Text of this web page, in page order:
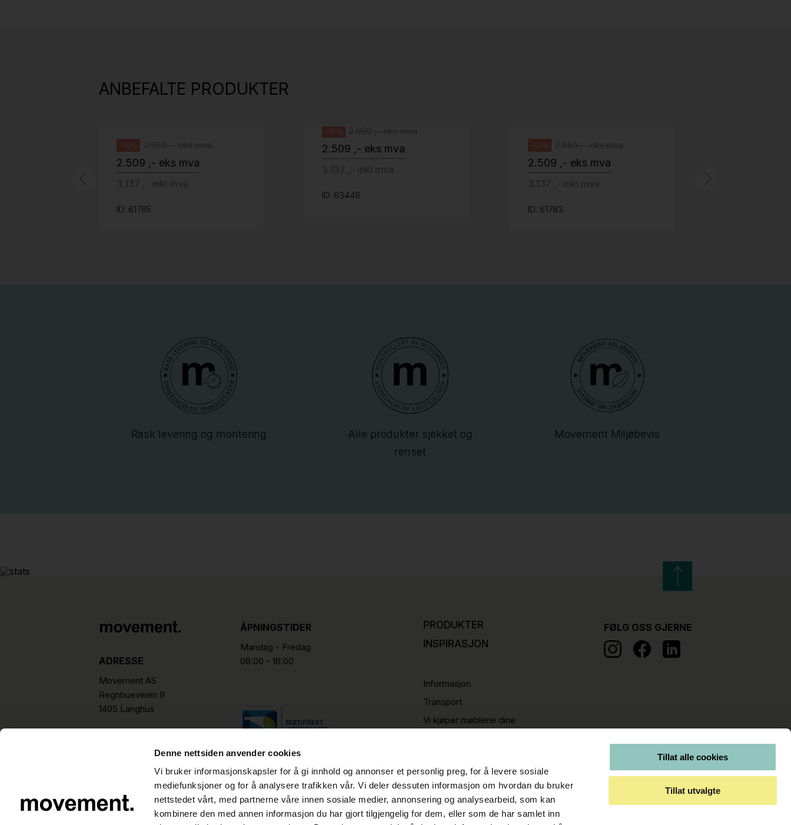
Denne nettsiden anvender cookies
Vi bruker informasjonskapsler for å gi innhold og annonser et personlig preg, for å levere sosiale
mediefunksjoner og for å analysere trafikken vår. Vi deler dessuten informasjon om hvordan du bruker
nettstedet vårt, med partnerne våre innen sosiale medier, annonsering og analysearbeid, som kan
kombinere den med annen informasjon du har gjort tilgjengelig for dem, eller som de har samlet inn
Tillat alle cookies
Tillat utvalgte
ANBEFALTE PRODUKTER
grått fotkryss, Pent brukt
-15%
2.509 ,- eks mva
ID: 61785
-15%
2.509 ,- eks mva
ID: 63448
-15%
2.509 ,- eks mva
ID: 61783
Rask levering og montering
Alle produkter sjekket og
renset
Movement Miljøbevis
ADRESSE
Movement AS
Regnbueveien 9
1405 Langhus
hello@movement.as
ÅPNINGSTIDER
Mandag - Fredag
08:00 - 16:00
PRODUKTER
INSPIRASJON
Informasjon
Transport
Vi kjøper møblene dine
FØLG OSS GJERNE